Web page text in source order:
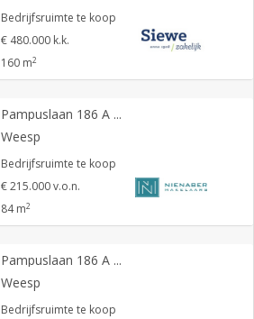
Bedrijfsruimte te koop
€ 480.000 k.k.
160 m2
Pampuslaan 186 A 11
Weesp
Bedrijfsruimte te koop
€ 215.000 v.o.n.
84 m2
Pampuslaan 186 A 10
Weesp
Bedrijfsruimte te koop